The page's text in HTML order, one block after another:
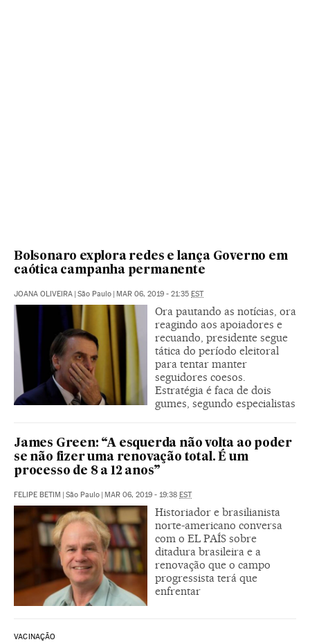
Bolsonaro explora redes e lança Governo em
caótica campanha permanente
JOANA OLIVEIRA São Paulo MAR 06, 2019 - 21:35 EST
Ora pautando as notícias, ora
reagindo aos apoiadores e
recuando, presidente segue
tática do período eleitoral
para tentar manter
seguidores coesos.
Estratégia é faca de dois
gumes, segundo especialistas
James Green: “A esquerda não volta ao poder
se não fizer uma renovação total. É um
processo de 8 a 12 anos”
FELIPE BETIM São Paulo MAR 06, 2019 - 19:38 EST
Historiador e brasilianista
norte-americano conversa
com o EL PAÍS sobre
ditadura brasileira e a
renovação que o campo
progressista terá que
enfrentar
VACINAÇÃO